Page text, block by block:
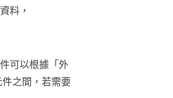
料，
可以根據「外
之間，若需要